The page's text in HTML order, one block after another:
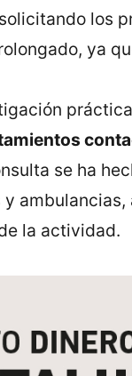
los
ya
se ha
la actividad.